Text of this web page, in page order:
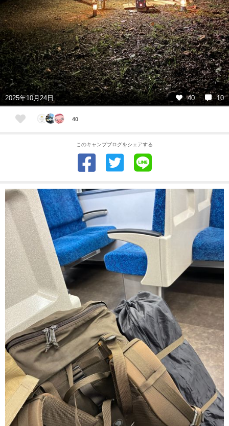
2025年10月24日 40 10
40
このキャンプブログをシェアする